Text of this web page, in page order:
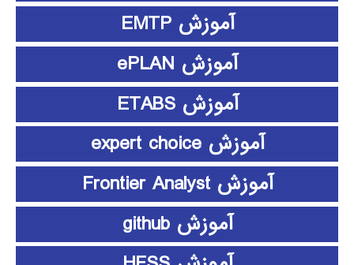
آموزش EMTP
آموزش ePLAN
آموزش ETABS
آموزش expert choice
آموزش Frontier Analyst
آموزش github